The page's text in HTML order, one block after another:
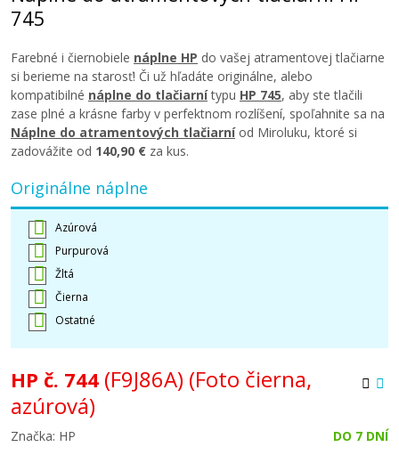
745
Farebné i čiernobiele náplne HP do vašej atramentovej tlačiarne
si berieme na starosť! Či už hľadáte originálne, alebo
kompatibilné náplne do tlačiarnítypu HP 745, aby ste tlačili
zase plné a krásne farby v perfektnom rozlíšení, spoľahnite sa na
Náplne do atramentových tlačiarníod Miroluku, ktoré si
zadovážite od 140,90 € za kus.
Originálne náplne
Azúrová
Purpurová
Žltá
Čierna
Ostatné
HP č. 744 (F9J86A) (Foto čierna,
azúrová)
Značka: HP DO 7 DNÍ